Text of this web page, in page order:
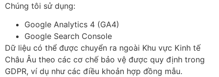
Chúng tôi sử dụng:
Google Analytics 4 (GA4)
Google Search Console
Dữ liệu có thể được chuyển ra ngoài Khu vực Kinh tế
Châu Âu theo các cơ chế bảo vệ được quy định trong
GDPR, ví dụ như các điều khoản hợp đồng mẫu.